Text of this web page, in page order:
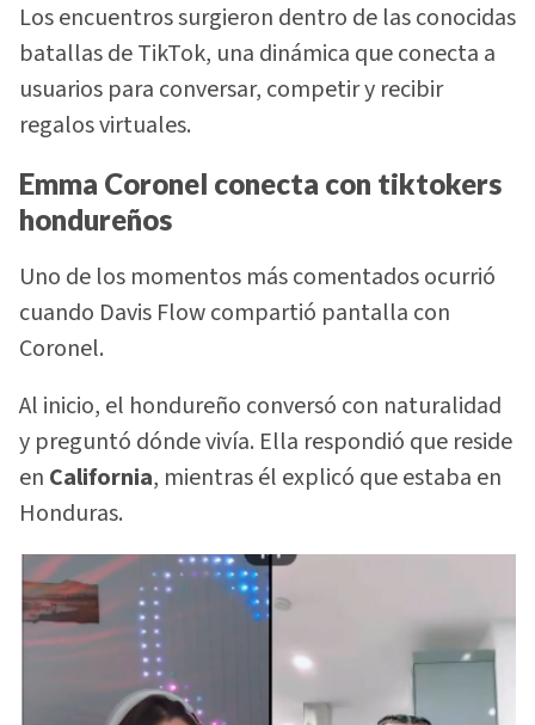
Los encuentros surgieron dentro de las conocidas
batallas de TikTok, una dinámica que conecta a
usuarios para conversar, competir y recibir
regalos virtuales.
Emma Coronel conecta con tiktokers
hondureños
Uno de los momentos más comentados ocurrió
cuando Davis Flow compartió pantalla con
Coronel.
Al inicio, el hondureño conversó con naturalidad
y preguntó dónde vivía. Ella respondió que reside
en California, mientras él explicó que estaba en
Honduras.